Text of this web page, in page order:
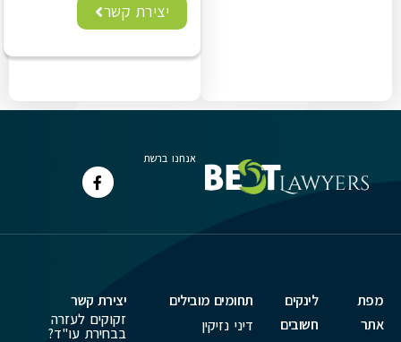
יצירת קשר
אנחנו ברשת
מפת
אתר
לינקים
חשובים
תחומים מובילים
דיני נזיקין
יצירת קשר
זקוקים לעזרה
בבחירת עו"ד?